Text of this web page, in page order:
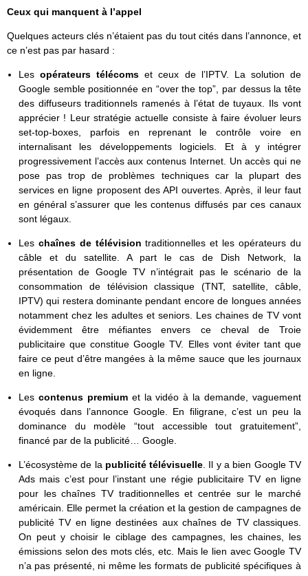
Ceux qui manquent à l’appel
Quelques acteurs clés n’étaient pas du tout cités dans l’annonce, et
ce n’est pas par hasard :
Lesopérateurs télécomset ceux de l’IPTV. La solution de
Google semble positionnée en “over the top”, par dessus la tête
des diffuseurs traditionnels ramenés à l’état de tuyaux. Ils vont
apprécier ! Leur stratégie actuelle consiste à faire évoluer leurs
set-top-boxes, parfois en reprenant le contrôle voire en
internalisant les développements logiciels. Et à y intégrer
progressivement l’accès aux contenus Internet. Un accès qui ne
pose pas trop de problèmes techniques car la plupart des
services en ligne proposent des API ouvertes. Après, il leur faut
en général s’assurer que les contenus diffusés par ces canaux
sont légaux.
Les chaînes de télévisiontraditionnelles et les opérateurs du
câble et du satellite. A part le cas de Dish Network, la
présentation de Google TV n’intégrait pas le scénario de la
consommation de télévision classique (TNT, satellite, câble,
IPTV) qui restera dominante pendant encore de longues années
notamment chez les adultes et seniors. Les chaines de TV vont
évidemment être méfiantes envers ce cheval de Troie
publicitaire que constitue Google TV. Elles vont éviter tant que
faire ce peut d’être mangées à la même sauce que les journaux
en ligne.
Les contenus premium et la vidéo à la demande, vaguement
évoqués dans l’annonce Google. En filigrane, c’est un peu la
dominance du modèle “tout accessible tout gratuitement”,
financé par de la publicité… Google.
L’écosystème de la publicité télévisuelle. Il y a bien Google TV
Ads mais c’est pour l’instant une régie publicitaire TV en ligne
pour les chaînes TV traditionnelles et centrée sur le marché
américain. Elle permet la création et la gestion de campagnes de
publicité TV en ligne destinées aux chaînes de TV classiques.
On peut y choisir le ciblage des campagnes, les chaines, les
émissions selon des mots clés, etc. Mais le lien avec Google TV
n’a pas présenté, ni même les formats de publicité spécifiques à